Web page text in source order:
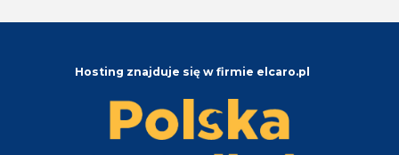
Hosting znajduje się w firmie elcaro.pl